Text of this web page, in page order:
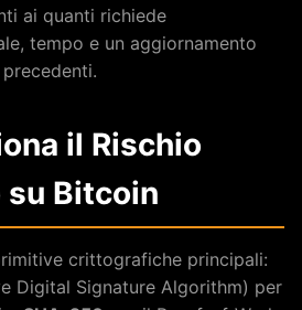
ai quanti richiede
tempo e un aggiornamento
il Rischio
Bitcoin
crittografiche principali:
Digital Signature Algorithm) per